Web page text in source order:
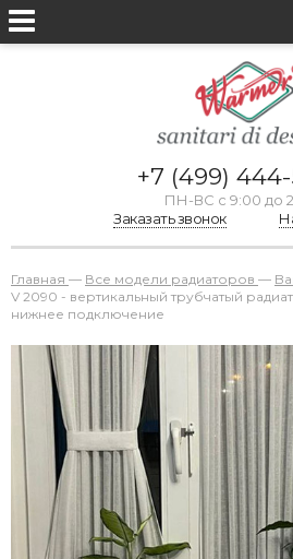
+7 (499)
ПН-ВС с 9:00 до
Заказать звонок
Главная — Все модели радиаторов —
V 2090 - вертикальный трубчатый
нижнее подключение